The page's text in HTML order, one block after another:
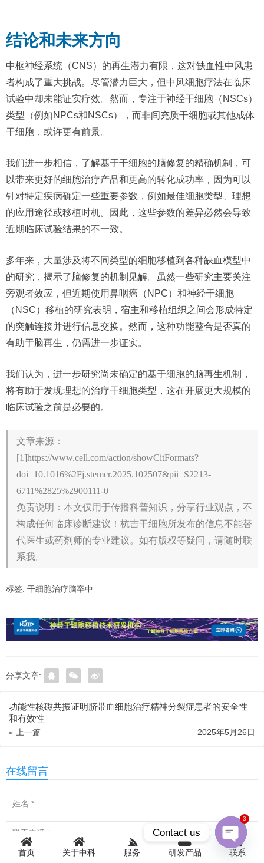
结论和未来方向
中枢神经系统（CNS）的再生潜力有限，这对缺血性中风患
者构成了重大挑战。尽管潜力巨大，但中风细胞疗法在临床
试验中却未能证实疗效。然而，专注于神经干细胞（NSCs）
类型（例如NPCs和NSCs），而非间充质干细胞或其他成体
干细胞，或许更有前景。
我们进一步相信，了解基于干细胞的脑修复的精确机制，可
以带来更好的细胞治疗产品和更高的转化成功率，因为可以
针对特定疾病确定一些重要参数，例如最佳细胞类型、理想
的应用途径或移植时机。因此，这些参数的差异必然会导致
近期临床试验结果的不一致。
多年来，大量涉及将不同类型的细胞移植到各种缺血模型中
的研究，揭示了脑修复的机制见解。虽然一些研究主要关注
旁观者效应，但近期使用鼻咽癌（NPC）和神经干细胞
（NSC）移植的研究表明，宿主和移植组织之间会形成特定
的突触连接并进行信息交换。然而，这种功能整合是否真的
有助于脑再生，仍需进一步证实。
我们认为，进一步研究尚未确定的基于细胞的脑再生机制，
将有助于发现理想的治疗干细胞类型，这在开展更大规模的
临床试验之前是必要的。
文章来源：
[1]https://www.cell.com/action/showCitFormats?
doi=10.1016%2Fj.stemcr.2025.102507&pii=S2213-
6711%2825%2900111-0
免责说明：本文仅用于传播科普知识，分享行业观点，不
构成任何临床诊断建议！杭吉干细胞所发布的信息不能替
代医生或药剂师的专业建议。如有版权等疑问，请随时联
系我。
标签: 干细胞治疗脑卒中
分享文章:
功能性核磁共振证明脐带血细胞治疗精神分裂症患者的安全性
和有效性
« 上一篇 2025年5月26日
在线留言
首页 关于中科 服务 研发产品 联系
Contact us
Open
3